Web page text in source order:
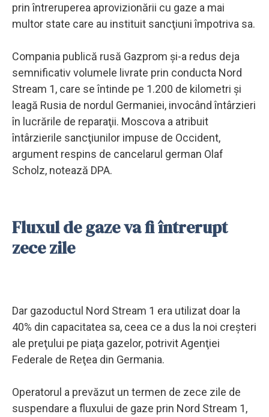
prin întreruperea aprovizionării cu gaze a mai
multor state care au instituit sancţiuni împotriva sa.
Compania publică rusă Gazprom şi-a redus deja
semnificativ volumele livrate prin conducta Nord
Stream 1, care se întinde pe 1.200 de kilometri şi
leagă Rusia de nordul Germaniei, invocând întârzieri
în lucrările de reparaţii. Moscova a atribuit
întârzierile sancţiunilor impuse de Occident,
argument respins de cancelarul german Olaf
Scholz, notează DPA.
Fluxul de gaze va fi întrerupt
zece zile
Dar gazoductul Nord Stream 1 era utilizat doar la
40% din capacitatea sa, ceea ce a dus la noi creşteri
ale preţului pe piaţa gazelor, potrivit Agenţiei
Federale de Reţea din Germania.
Operatorul a prevăzut un termen de zece zile de
suspendare a fluxului de gaze prin Nord Stream 1,